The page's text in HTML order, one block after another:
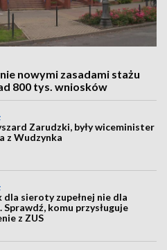
nowymi zasadami stażu
800 tys. wniosków
Zarudzki, były wiceminister
z Wudzynka
sieroty zupełnej nie dla
Sprawdź, komu przysługuje
z ZUS